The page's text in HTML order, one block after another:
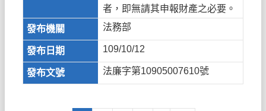
者，即無請其申報財產之必要。
法務部
109/10/12
法廉字第10905007610號